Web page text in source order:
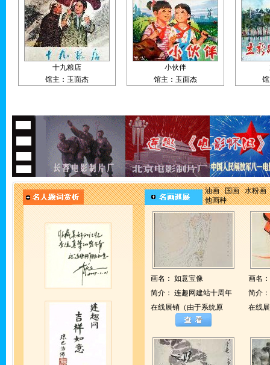
十九粮店
馆主：玉面杰
小伙伴
馆主：玉面杰
油画 国画
水粉画
他画种
画名： 如意宝像
简介： 连趣网建站十周年
在线展销（由于系统原
画名
简介
在线